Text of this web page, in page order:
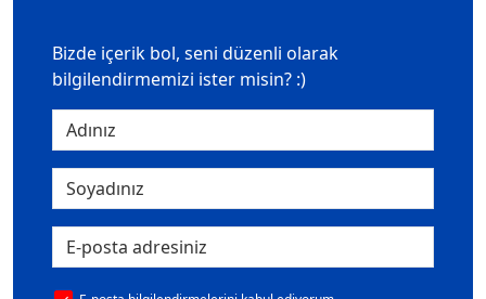
Bizde içerik bol, seni düzenli olarak
bilgilendirmemizi ister misin? :)